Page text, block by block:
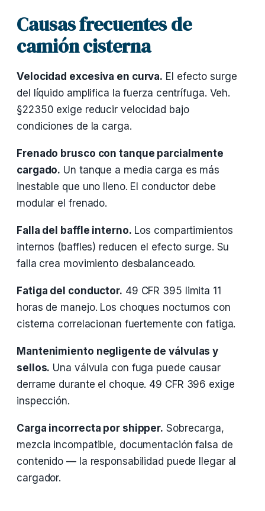
Causas frecuentes de
camión cisterna
Velocidad excesiva en curva. El efecto surge
del líquido amplifica la fuerza centrífuga. Veh.
§22350 exige reducir velocidad bajo
condiciones de la carga.
Frenado brusco con tanque parcialmente
cargado. Un tanque a media carga es más
inestable que uno lleno. El conductor debe
modular el frenado.
Falla del baffle interno. Los compartimientos
internos (baffles) reducen el efecto surge. Su
falla crea movimiento desbalanceado.
Fatiga del conductor. 49 CFR 395 limita 11
horas de manejo. Los choques nocturnos con
cisterna correlacionan fuertemente con fatiga.
Mantenimiento negligente de válvulas y
sellos. Una válvula con fuga puede causar
derrame durante el choque. 49 CFR 396 exige
inspección.
Carga incorrecta por shipper. Sobrecarga,
mezcla incompatible, documentación falsa de
contenido — la responsabilidad puede llegar al
cargador.